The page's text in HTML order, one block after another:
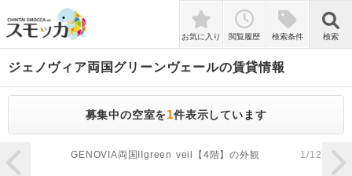
検索
お気に入り 閲覧履歴 検索条件 検索
ジェノヴィア両国グリーンヴェールの賃貸情報
募集中の空室を1件表示しています
zoom_in
GENOVIA両国IIgreen veil【4階】の外観 1/12